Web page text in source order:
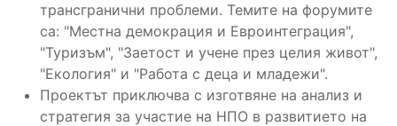
трансгранични проблеми. Темите на форумите
са: "Местна демокрация и Евроинтеграция",
"Туризъм", "Заетост и учене през целия живот",
"Екология" и "Работа с деца и младежи".
Проектът приключва с изготвяне на анализ и
стратегия за участие на НПО в развитието на